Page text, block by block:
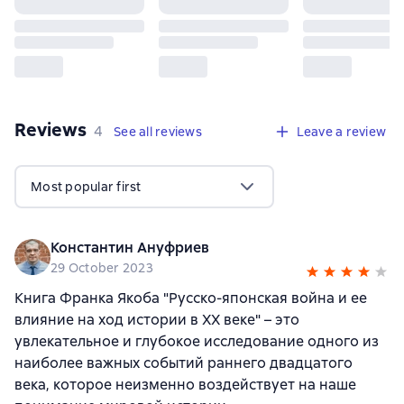
Reviews 4 reviews
4 See all reviews Leave a review
Most popular first
Константин Ануфриев
29 October 2023
Книга Франка Якоба "Русско-японская война и ее
влияние на ход истории в XX веке" – это
увлекательное и глубокое исследование одного из
наиболее важных событий раннего двадцатого
века, которое неизменно воздействует на наше